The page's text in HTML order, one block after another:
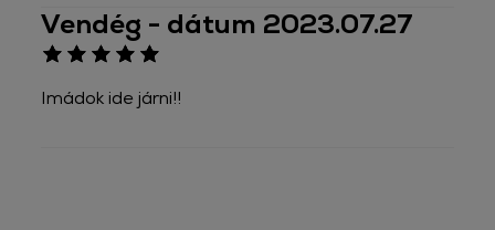
Vendég - dátum 2023.07.27
Imádok ide járni!!